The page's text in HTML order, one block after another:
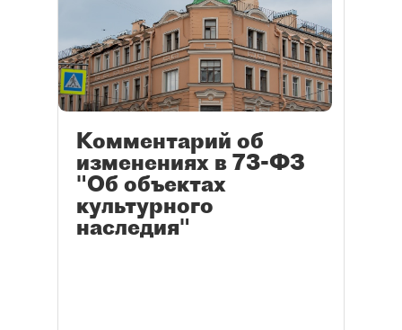
Комментарий об
изменениях в 73-ФЗ
"Об объектах
культурного
наследия"